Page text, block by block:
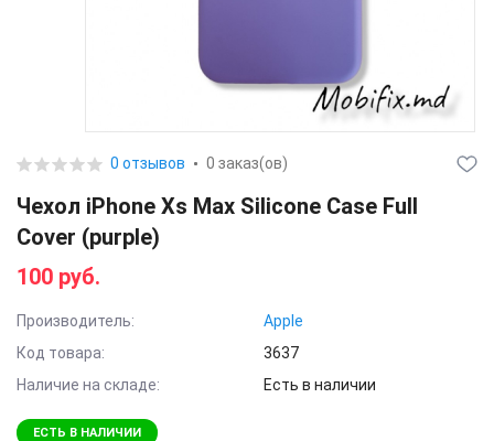
0 отзывов 0 заказ(ов)
Чехол iPhone Xs Max Silicone Case Full
Cover (purple)
100 руб.
Производитель:
Apple
Код товара:
3637
Наличие на складе:
Есть в наличии
ЕСТЬ В НАЛИЧИИ